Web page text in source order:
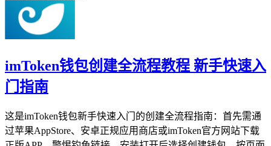
imToken钱包创建全流程教程 新手快速入
门指南
这是imToken钱包新手快速入门的创建全流程指南：首先需通
过苹果AppStore、安卓正规应用商店或imToken官方网站下载